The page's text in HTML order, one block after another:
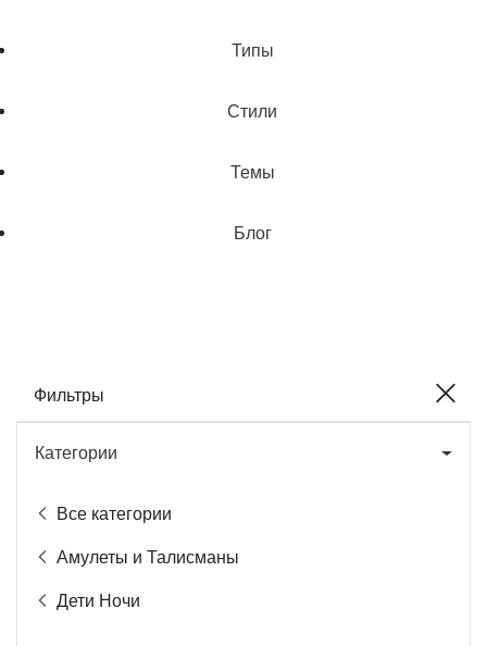
Типы
Стили
Темы
Блог
Фильтры
Категории
Все категории
Амулеты и Талисманы
Дети Ночи